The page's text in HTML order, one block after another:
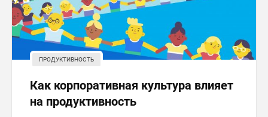
ПРОДУКТИВНОСТЬ
Как корпоративная культура влияет
на продуктивность